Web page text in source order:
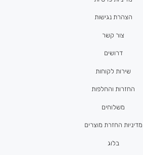
הצהרת נגישות
צור קשר
דרושים
שירות לקוחות
החזרות והחלפות
משלוחים
מדיניות החזרת מוצרים
בלוג